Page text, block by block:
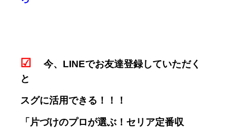
☑
今、LINEでお友達登録していただく
と
スグに活用できる！！！
「片づけのプロが選ぶ！セリア定番収